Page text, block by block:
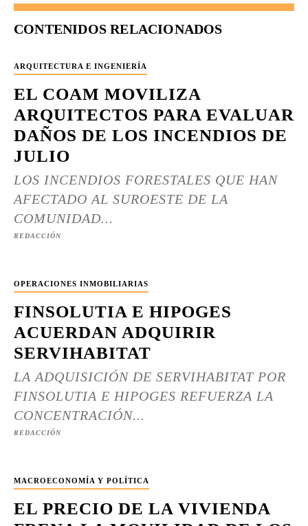
CONTENIDOS RELACIONADOS
ARQUITECTURA E INGENIERÍA
EL COAM MOVILIZA
ARQUITECTOS PARA EVALUAR
DAÑOS DE LOS INCENDIOS DE
JULIO
LOS INCENDIOS FORESTALES QUE HAN
AFECTADO AL SUROESTE DE LA
COMUNIDAD...
REDACCIÓN
OPERACIONES INMOBILIARIAS
FINSOLUTIA E HIPOGES
ACUERDAN ADQUIRIR
SERVIHABITAT
LA ADQUISICIÓN DE SERVIHABITAT POR
FINSOLUTIA E HIPOGES REFUERZA LA
CONCENTRACIÓN...
REDACCIÓN
MACROECONOMÍA Y POLÍTICA
EL PRECIO DE LA VIVIENDA